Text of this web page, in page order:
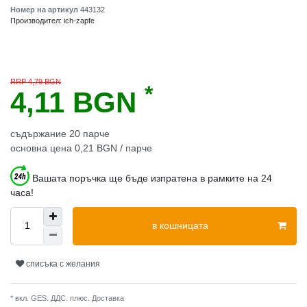
Номер на артикул 443132
Производител: ich-zapfe
RRP 4,79 BGN
4,11 BGN *
съдържание 20 парче
основна цена 0,21 BGN / парче
Вашата поръчка ще бъде изпратена в рамките на 24
часа!
в кошницата
списъка с желания
* вкл. GES. ДДС. плюс. Доставка